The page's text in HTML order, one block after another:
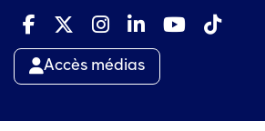
Accès médias